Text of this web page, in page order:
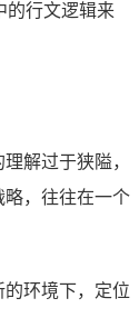
的行文逻辑来
解过于狭隘，
，往往在一个
环境下，定位